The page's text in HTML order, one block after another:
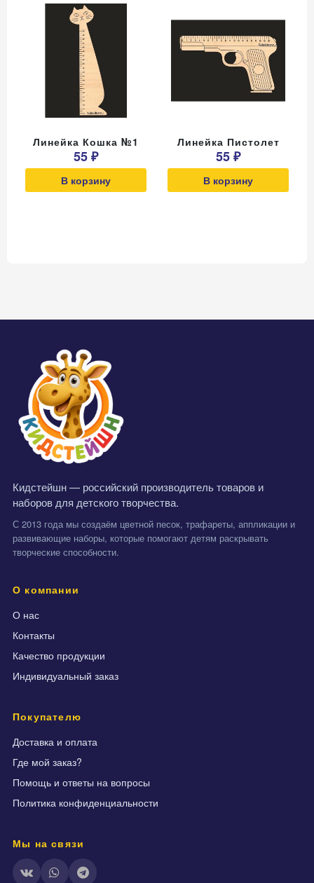
Линейка Кошка №1
55 ₽
В корзину
Линейка Пистолет
55 ₽
В корзину
Кидстейшн — российский производитель товаров и
наборов для детского творчества.
С 2013 года мы создаём цветной песок, трафареты, аппликации и
развивающие наборы, которые помогают детям раскрывать
творческие способности.
О компании
О нас
Контакты
Качество продукции
Индивидуальный заказ
Покупателю
Доставка и оплата
Где мой заказ?
Помощь и ответы на вопросы
Политика конфиденциальности
Мы на связи